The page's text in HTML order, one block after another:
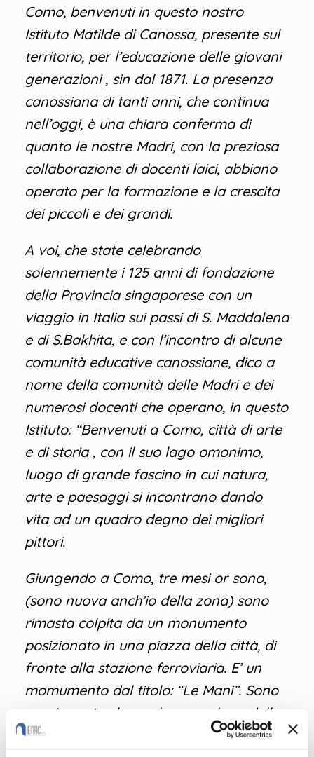
Como, benvenuti in questo nostro
Istituto Matilde di Canossa, presente sul
territorio, per l’educazione delle giovani
generazioni , sin dal 1871. La presenza
canossiana di tanti anni, che continua
nell’oggi, è una chiara conferma di
quanto le nostre Madri, con la preziosa
collaborazione di docenti laici, abbiano
operato per la formazione e la crescita
dei piccoli e dei grandi.
A voi, che state celebrando
solennemente i 125 anni di fondazione
della Provincia singaporese con un
viaggio in Italia sui passi di S. Maddalena
e di S.Bakhita, e con l’incontro di alcune
comunità educative canossiane, dico a
nome della comunità delle Madri e dei
numerosi docenti che operano, in questo
Istituto: “Benvenuti a Como, città di arte
e di storia , con il suo lago omonimo,
luogo di grande fascino in cui natura,
arte e paesaggi si incontrano dando
vita ad un quadro degno dei migliori
pittori.
Giungendo a Como, tre mesi or sono,
(sono nuova anch’io della zona) sono
rimasta colpita da un monumento
posizionato in una piazza della città, di
fronte alla stazione ferroviaria. E’ un
momumento dal titolo: “Le Mani”. Sono
mani aperte che parlano, parlano della
città, della sua gente che lavora, che